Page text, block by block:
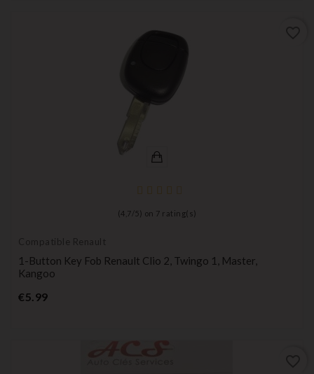
(4,7 / 5) on 7 rating(s)
Compatible Renault
1-Button Key Fob Renault Clio 2, Twingo 1, Master,
Kangoo
€5.99Price